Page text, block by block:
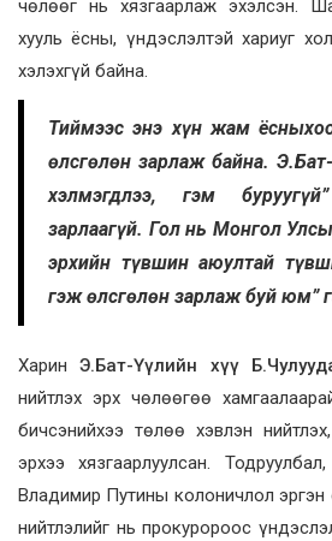
чөлөөг нь хязгаарлаж эхэлсэн.
хууль ёсны, үндэслэлтэй хариуг
хэлэхгүй байна.
Тиймээс энэ хүн жам
өлсгөлөн зарлаж байна. Э.Бат-
хэлмэгдлээ, гэм
зарлаагүй. Гол нь Монгол
эрхийн түвшин аюултай
гэж өлсгөлөн зарлаж буй юм”
ХаринЭ.Бат-Үүлийн хүү
нийтлэх эрх чөлөөгөө
бичсэнийхээ төлөө хэвлэн
эрхээ хязгаарлуулсан.
Владимир Путины колоничлол эргэн
нийтлэлийг нь прокуророос